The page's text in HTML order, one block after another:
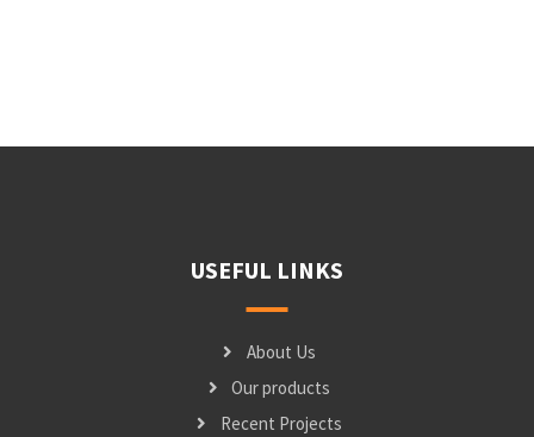
USEFUL LINKS
About Us
Our products
Recent Projects